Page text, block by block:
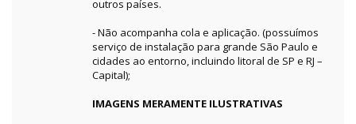
outros países.
- Não acompanha cola e aplicação. (possuímos
serviço de instalação para grande São Paulo e
cidades ao entorno, incluindo litoral de SP e RJ –
Capital);
IMAGENS MERAMENTE ILUSTRATIVAS